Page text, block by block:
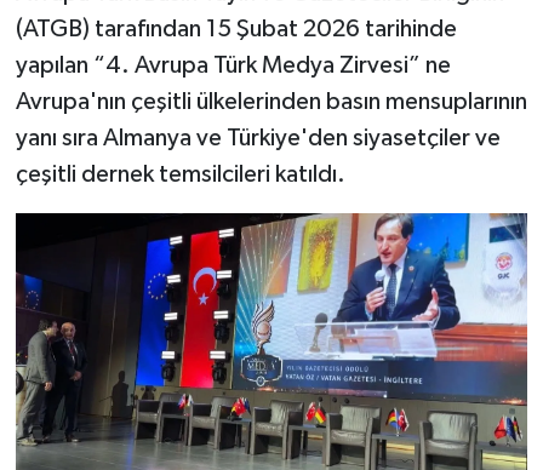
(ATGB) tarafından 15 Şubat 2026 tarihinde
yapılan “4. Avrupa Türk Medya Zirvesi” ne
Avrupa'nın çeşitli ülkelerinden basın mensuplarının
yanı sıra Almanya ve Türkiye'den siyasetçiler ve
çeşitli dernek temsilcileri katıldı.